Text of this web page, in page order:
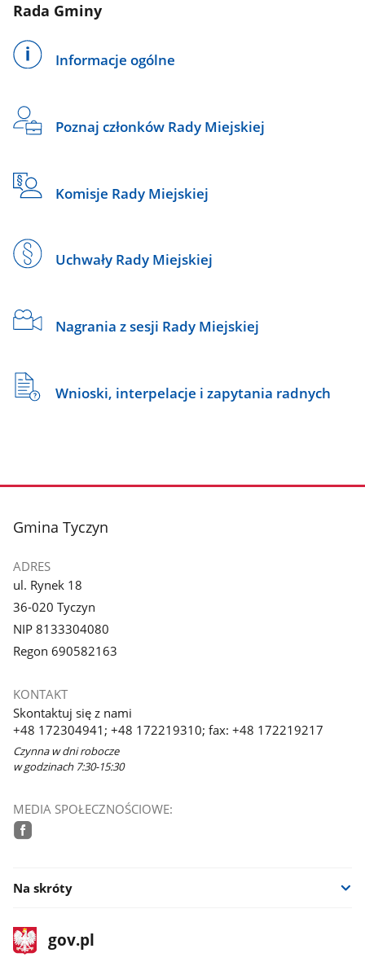
Rada Gminy
Informacje ogólne
Poznaj członków Rady Miejskiej
Komisje Rady Miejskiej
Uchwały Rady Miejskiej
Nagrania z sesji Rady Miejskiej
Wnioski, interpelacje i zapytania radnych
stopka
Gmina Tyczyn
ADRES
ul. Rynek 18
36-020 Tyczyn
NIP 8133304080
Regon 690582163
KONTAKT
Skontaktuj się z nami
+48 172304941; +48 172219310; fax: +48 172219217
Czynna w dni robocze
w godzinach 7:30-15:30
MEDIA SPOŁECZNOŚCIOWE:
Na skróty
stopka
gov.plStrona
gov.pl